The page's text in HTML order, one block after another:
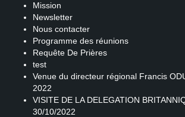
Mission
Newsletter
Nous contacter
Programme des réunions
Requête De Prières
test
Venue du directeur régional Francis
2022
VISITE DE LA DELEGATION
30/10/2022